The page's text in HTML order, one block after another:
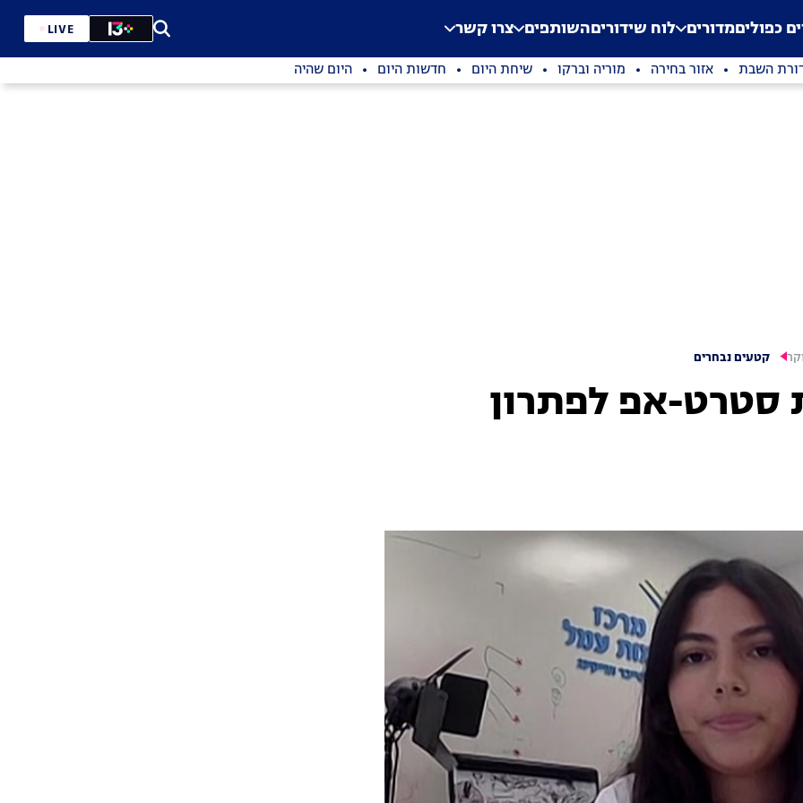
Application error: a
. כפוליםמדורים לוח שידוריםהשותפים צרו קשר LIVE
השבת אזור בחירה מוריה וברקו שיחת היום חדשות היום היום שהיה
קטעים נבחרים
סטרט-אפ לפתרון